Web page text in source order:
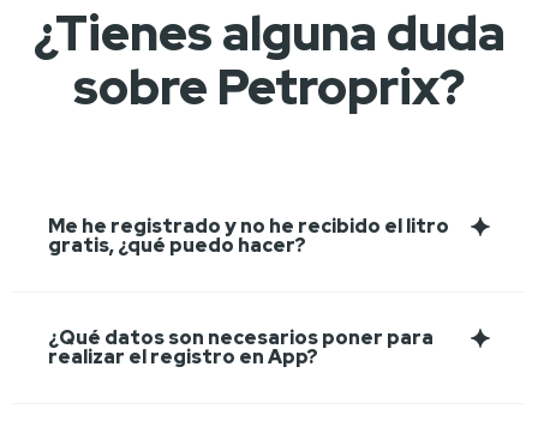
¿Tienes alguna duda
sobre Petroprix?
Me he registrado y no he recibido el litro
gratis, ¿qué puedo hacer?
¿Qué datos son necesarios poner para
realizar el registro en App?